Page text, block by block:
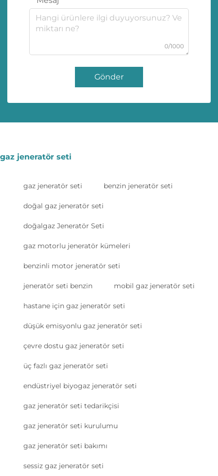
0/1000
Gönder
gaz jeneratör seti
gaz jeneratör seti benzin jeneratör seti
doğal gaz jeneratör seti
doğalgaz Jeneratör Seti
gaz motorlu jeneratör kümeleri
benzinli motor jeneratör seti
jeneratör seti benzin mobil gaz jeneratör seti
hastane için gaz jeneratör seti
düşük emisyonlu gaz jeneratör seti
çevre dostu gaz jeneratör seti
üç fazlı gaz jeneratör seti
endüstriyel biyogaz jeneratör seti
gaz jeneratör seti tedarikçisi
gaz jeneratör seti kurulumu
gaz jeneratör seti bakımı
sessiz gaz jeneratör seti